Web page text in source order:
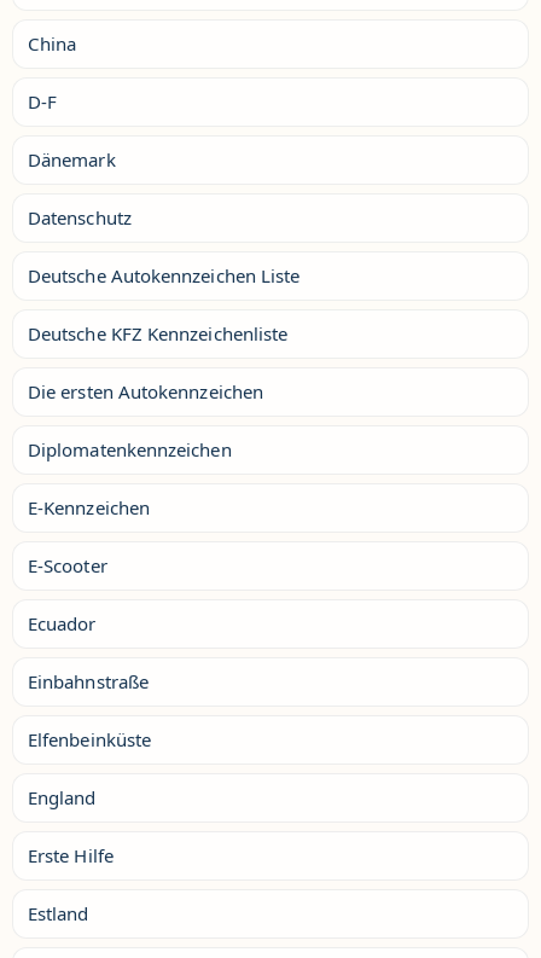
China
D-F
Dänemark
Datenschutz
Deutsche Autokennzeichen Liste
Deutsche KFZ Kennzeichenliste
Die ersten Autokennzeichen
Diplomatenkennzeichen
E-Kennzeichen
E-Scooter
Ecuador
Einbahnstraße
Elfenbeinküste
England
Erste Hilfe
Estland